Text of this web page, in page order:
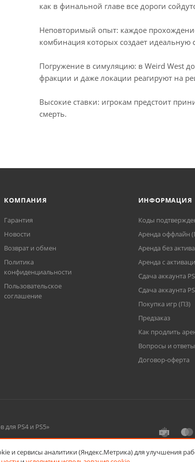
как в финальной главе все дороги
Неповторимый опыт: каждое
комбинация которых создает
Погружение в симуляцию: в Weird West
фракции и даже локации реагируют на
Высокие ставки: игрокам предстоит
смерть.
КОМПАНИЯ
Гарантия
Новости
Возврат и обмен
Политика
конфиденциальности
Пользовательское
соглашение
ИНФОРМАЦИЯ
Коды
Аренда оффлайн
Аренда без
Аренда с
Сдача аккаунта
Cдача аккаунта
Покупка игр (П3)
Предзаказ
Как продлить
Вопросы и ответы
Договор-оферта
для PS4 и PS5»
и сервисы аналитики (Яндекс.Метрика) для улучшения